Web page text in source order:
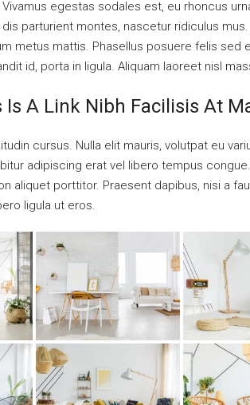
egestas sodales est, eu rhoncus
parturient montes, nascetur ridiculus
metus mattis. Phasellus posuere felis sed
id, porta in ligula. Aliquam laoreet nisl
Is A Link Nibh Facilisis At
cursus. Nulla elit mauris, volutpat eu
adipiscing erat vel libero tempus
aliquet porttitor. Praesent dapibus, nisi a
ligula ut eros.